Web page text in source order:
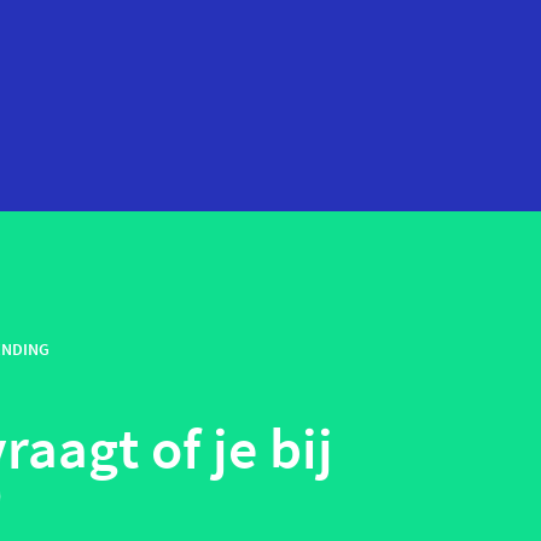
of je bij